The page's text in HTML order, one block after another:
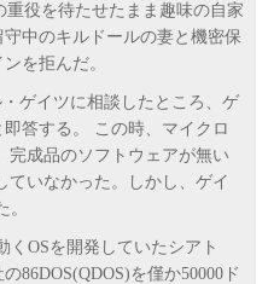
役を待たせたまま趣味の自家
中のキルドールの妻と機密保
を拒んだ。
ゲイツに相談したところ、ゲ
答する。 この時、マイクロ
完成品のソフトウェアが無い
ていなかった。しかし、ゲイ
くOSを開発していたシアト
86DOS(QDOS)を僅か50000ド